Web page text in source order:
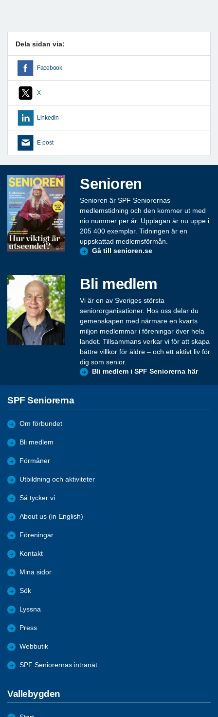
Dela sidan via:
Facebook
X
LinkedIn
E-post
Senioren
Senioren är SPF Seniorernas
medlemstidning och den kommer ut med
nio nummer per år. Upplagan är nu uppe i
205 400 exemplar. Tidningen är en
uppskattad medlemsförmån.
Gå till senioren.se
Bli medlem
Vi är en av Sveriges största
seniororganisationer. Hos oss delar du
gemenskapen med närmare en kvarts
miljon medlemmar i föreningar över hela
landet. Tillsammans verkar vi för att skapa
bättre villkor för äldre – och ett aktivt liv för
dig som senior.
Bli medlem i SPF Seniorerna här
SPF Seniorerna
Om förbundet
Bli medlem
Förmåner
Utbildning och aktiviteter
Så tycker vi
About us (in English)
Föreningar
Kontakt
Mina sidor
Sök
Lyssna
Press
Webbutik
SPF Seniorernas intranät
Vallebygden